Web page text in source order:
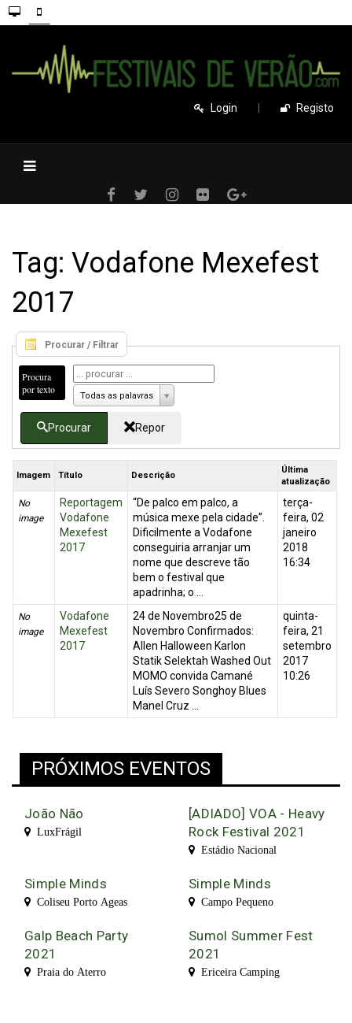
Login Registo
Tag: Vodafone Mexefest
2017
Procurar / Filtrar
Procura
por texto
Todas as palavras
Procurar Repor
Imagem Título Descrição
Última
atualização
No
image
Reportagem
Vodafone
Mexefest
2017
“De palco em palco, a
música mexe pela cidade”.
Dificilmente a Vodafone
conseguiria arranjar um
nome que descreve tão
bem o festival que
apadrinha; o ...
terça-
feira, 02
janeiro
2018
16:34
No
image
Vodafone
Mexefest
2017
24 de Novembro25 de
Novembro Confirmados:
Allen Halloween Karlon
Statik Selektah Washed Out
MOMO convida Camané
Luís Severo Songhoy Blues
Manel Cruz ...
quinta-
feira, 21
setembro
2017
10:26
PRÓXIMOS EVENTOS
João Não
LuxFrágil
[ADIADO] VOA - Heavy
Rock Festival 2021
Estádio Nacional
Simple Minds
Coliseu Porto Ageas
Simple Minds
Campo Pequeno
Galp Beach Party
2021
Praia do Aterro
Sumol Summer Fest
2021
Ericeira Camping